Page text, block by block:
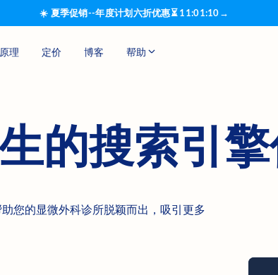
☀️ 夏季促销--年度计划六折优惠⏳11:01:09→
理 定价 博客 帮助
的搜索引
您的显微外科诊所脱颖而出，吸引更多